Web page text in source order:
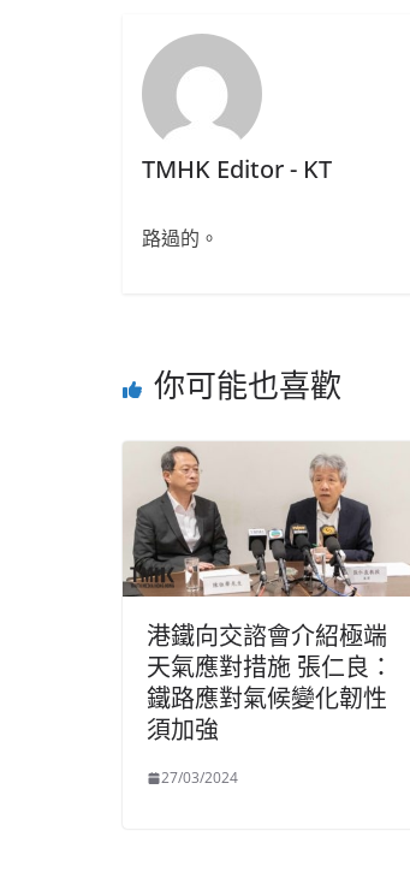
TMHK Editor - KT
路過的。
你可能也喜歡
港鐵向交諮會介紹極端
天氣應對措施 張仁良：
鐵路應對氣候變化韌性
須加強
27/03/2024